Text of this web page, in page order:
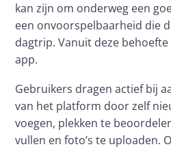
kan zijn om onderweg een
een onvoorspelbaarheid die
dagtrip. Vanuit deze
app.
Gebruikers dragen actief bij
van het platform door zelf
voegen, plekken te
vullen en foto’s te uploaden.